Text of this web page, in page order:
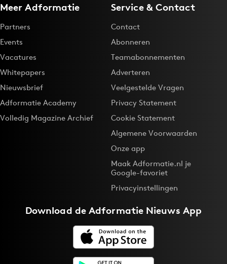
Meer Adformatie
Partners
Events
Vacatures
Whitepapers
Nieuwsbrief
Adformatie Academy
Volledig Magazine Archief
Service & Contact
Contact
Abonneren
Teamabonnementen
Adverteren
Veelgestelde Vragen
Privacy Statement
Cookie Statement
Algemene Voorwaarden
Onze app
Maak Adformatie.nl je
Google-favoriet
Privacyinstellingen
Download deAdformatie Nieuws App